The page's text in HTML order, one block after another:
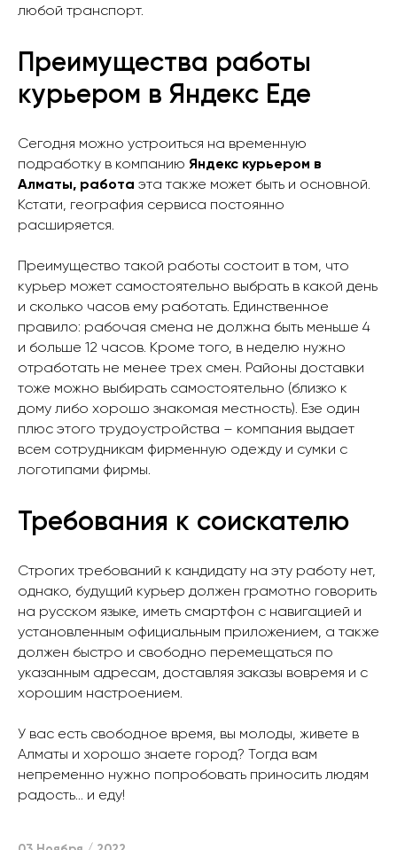
любой транспорт.
Преимущества работы
курьером в Яндекс Еде
Сегодня можно устроиться на временную
подработку в компанию Яндекс курьером в
Алматы, работа эта также может быть и основной.
Кстати, география сервиса постоянно
расширяется.
Преимущество такой работы состоит в том, что
курьер может самостоятельно выбрать в какой день
и сколько часов ему работать. Единственное
правило: рабочая смена не должна быть меньше 4
и больше 12 часов. Кроме того, в неделю нужно
отработать не менее трех смен. Районы доставки
тоже можно выбирать самостоятельно (близко к
дому либо хорошо знакомая местность). Езе один
плюс этого трудоустройства – компания выдает
всем сотрудникам фирменную одежду и сумки с
логотипами фирмы.
Требования к соискателю
Строгих требований к кандидату на эту работу нет,
однако, будущий курьер должен грамотно говорить
на русском языке, иметь смартфон с навигацией и
установленным официальным приложением, а также
должен быстро и свободно перемещаться по
указанным адресам, доставляя заказы вовремя и с
хорошим настроением.
У вас есть свободное время, вы молоды, живете в
Алматы и хорошо знаете город? Тогда вам
непременно нужно попробовать приносить людям
радость… и еду!